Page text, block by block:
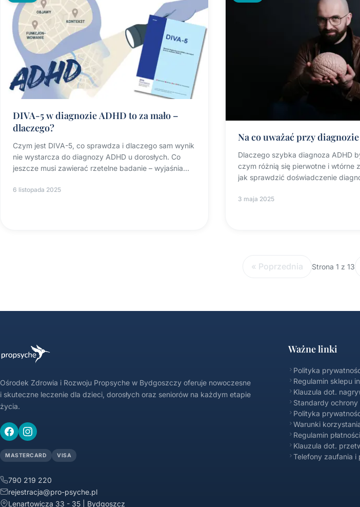
DIVA-5 w diagnozie ADHD to za mało –
dlaczego?
Czym jest DIVA-5, co sprawdza i dlaczego sam wynik
nie wystarcza do diagnozy ADHD u dorosłych. Co
jeszcze musi zawierać rzetelne badanie – wyjaśnia
6 listopada 2025
Na co uważać przy
Dlaczego szybka diagnoza ADHD
czym różnią się pierwotne i wtórne
jak sprawdzić doświadczenie
3 maja 2025
« Poprzednia Strona 1 z 13
Ośrodek Zdrowia i Rozwoju Propsyche w Bydgoszczy oferuje nowoczesne
i skuteczne leczenie dla dzieci, dorosłych oraz seniorów na każdym etapie
życia.
MASTERCARD VISA
790 219 220
rejestracja@pro-psyche.pl
Lenartowicza 33 - 35 | Bydgoszcz
Ważne linki
Polityka
Regulamin sklepu
Klauzula dot.
Standardy ochrony
Polityka
Warunki
Regulamin płatności
Klauzula dot.
Telefony zaufania i